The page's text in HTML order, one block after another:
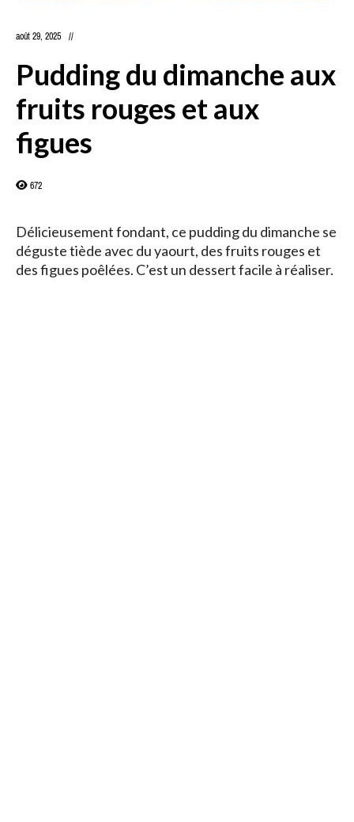
août 29, 2025
Pudding du dimanche aux
fruits rouges et aux
figues
672
Délicieusement fondant, ce pudding du dimanche se
déguste tiède avec du yaourt, des fruits rouges et
des figues poêlées. C’est un dessert facile à réaliser.